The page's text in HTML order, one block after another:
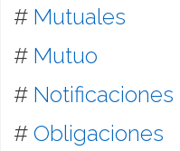
# Mutuales
# Mutuo
# Notificaciones
# Obligaciones